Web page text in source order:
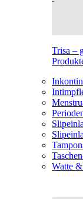
Trisa –
Watte